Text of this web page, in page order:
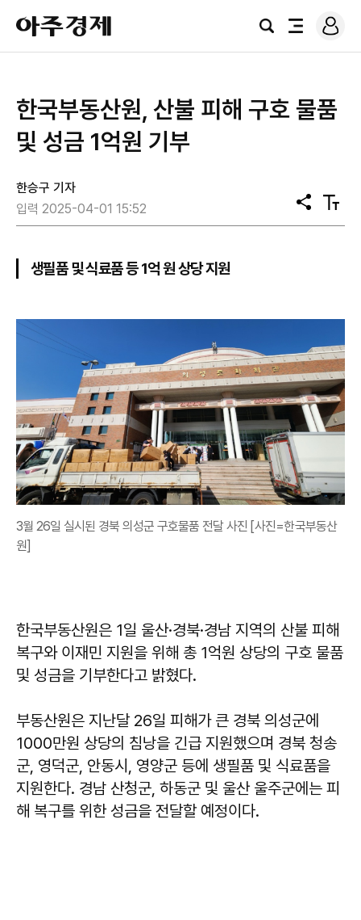
아
주
경
검
전
로
그
한국부동산원, 산불 피해 구호 물품
및 성금 1억원 기부
한승구 기자
입력 2025-04-01 15:52
공
유
텍
스
생필품 및 식료품 등 1억 원 상당 지원
3월 26일 실시된 경북 의성군 구호물품 전달 사진 [사진=한국부동산
원]
한국부동산원은 1일 울산·경북·경남 지역의 산불 피해
복구와 이재민 지원을 위해 총 1억원 상당의 구호 물품
및 성금을 기부한다고 밝혔다.
부동산원은 지난달 26일 피해가 큰 경북 의성군에
1000만원 상당의 침낭을 긴급 지원했으며 경북 청송
군, 영덕군, 안동시, 영양군 등에 생필품 및 식료품을
지원한다. 경남 산청군, 하동군 및 울산 울주군에는 피
해 복구를 위한 성금을 전달할 예정이다.